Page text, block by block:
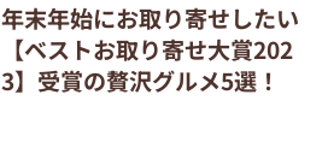
年末年始にお取り寄せしたい
【ベストお取り寄せ大賞202
3】受賞の贅沢グルメ5選！